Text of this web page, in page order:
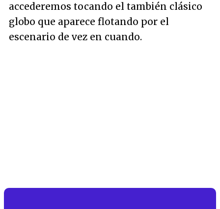
accederemos tocando el también clásico
globo que aparece flotando por el
escenario de vez en cuando.